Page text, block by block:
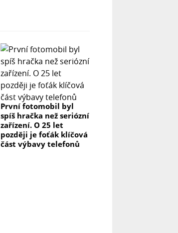
První fotomobil byl
spíš hračka než seriózní
zařízení. O 25 let
později je foťák klíčová
část výbavy telefonů